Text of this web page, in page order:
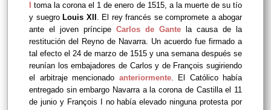
toma la corona el 1 de enero de 1515, a la muerte de su tío
y suegro Louis XII . El rey francés se compromete a abogar
ante el joven príncipe Carlos de Gante
la causa de la
restitución del Reyno de Navarra. Un acuerdo fue firmado a
tal efecto el 24 de marzo de 1515 y una semana después se
reunían los embajadores de Carlos y de François sugiriendo
el arbitraje mencionado anteriormente. El Católico había
entregado sin embargo Navarra a la corona de Castilla el 11
de junio y François I no había elevado ninguna protesta por